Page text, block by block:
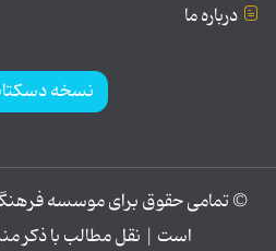
درباره ما
نسخه
© تمامی حقوق برای موسسه
است | نقل مطالب با ذکر